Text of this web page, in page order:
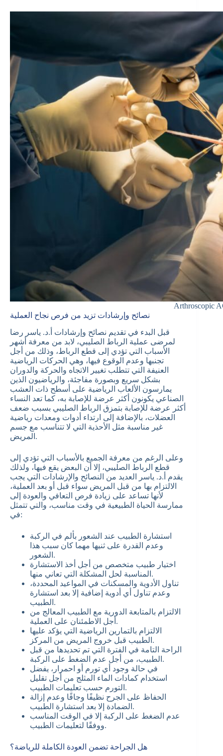
Arthroscopic
نصائح وإرشادات تزيد من فرص نجاح العملية
قبل البدء في تقديم نصائح وإرشادات أ.د. ياسر رضا
لمرضى عملية الرباط الصليبي، لابد من معرفة أشهر
الأسباب التي تؤدي إلى قطع الرباط، وذلك من أجل
تجنبها وعدم الوقوع فيها، وهي الحركات الرياضية
العنيفة التي تتطلب تغيير الاتجاه والحركة والدوران
بشكل سريع وبصورة مفاجئة، والرياضيون الذين
يمارسون الألعاب الرياضية على أسطح ذات العشب
الصناعي يكونون أكثر عرضة للإصابة به، كما تعد النساء
أكثر عرضة للإصابة بتمزق الرباط الصليبي بسبب ضعف
العضلات، بالإضافة إلى ارتداء أدوات ومعدات رياضية
غير مناسبة مثل الأحذية التي لا تتناسب مع جسم
المريض.
وعلى الرغم من معرفة الجميع بالأسباب التي تؤدي إلى
قطع الرباط الصليبي، إلا أن البعض يقع فيها، ولذلك
يقدم أ.د. ياسر العديد من النصائح والإرشادات التي يجب
الالتزام بها من قبل المريض سواء قبل أو بعد العملية،
لأنها تساعد على زيادة فرص التعافي والعودة إلى
ممارسة الحياة الطبيعية في وقت مناسب، والتي تتمثل
في:
استشارة الطبيب عند الشعور بألم في الركبة
وعدم القدرة على ثنيها مهما كان سبب هذا
الشعور.
اختيار طبيب متخصص من أجل أخذ الاستشارة
المناسبة لحل المشكلة التي تعاني منها.
تناول الأدوية والمسكنات في المواعيد المحددة،
وعدم تناول أي أدوية إضافية إلا بعد استشارة
الطبيب.
الالتزام بالمتابعة الدورية مع الطبيب المعالج من
أجل الاطمئنان على العملية.
الالتزام بالتمارين الرياضية التي يؤكد عليها
الطبيب قبل خروج المريض من المركز.
الراحة التامة في الفترة التي تم تحديدها من قبل
الطبيب، من أجل عدم الضغط على الركبة.
في حالة وجود أي تورم أو احمرار، يفضل
استخدام كمادات الماء المثلج من أجل تقليل
التورم حسب تعليمات الطبيب.
الحفاظ على الجرح نظيفًا وجافًا وعدم إزالة
الضمادة إلا بعد استشارة الطبيب.
عدم الضغط على الركبة إلا في الوقت المناسب
ووفقًا لتعليمات الطبيب.
هل الجراحة تضمن العودة الكاملة للرياضة؟